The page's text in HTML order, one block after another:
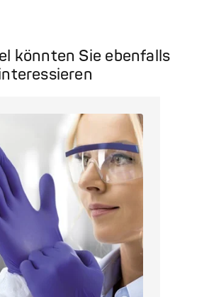
könnten Sie ebenfalls